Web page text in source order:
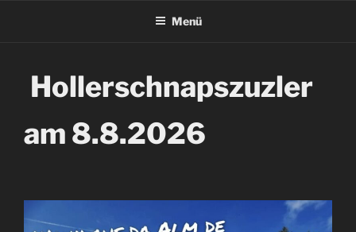
Menü
Hollerschnapszuzler
am 8.8.2026